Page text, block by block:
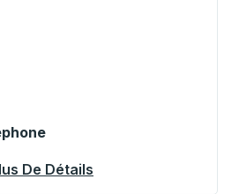
les touches fléchées ou la
De Détails